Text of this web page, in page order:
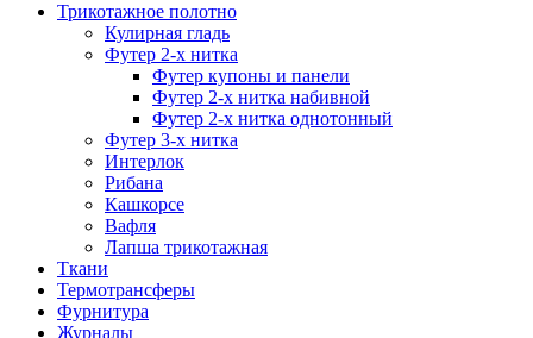
Трикотажное полотно
Кулирная гладь
Футер 2-х нитка
Футер купоны и панели
Футер 2-х нитка набивной
Футер 2-х нитка однотонный
Футер 3-х нитка
Интерлок
Рибана
Кашкорсе
Вафля
Лапша трикотажная
Ткани
Термотрансферы
Фурнитура
Журналы